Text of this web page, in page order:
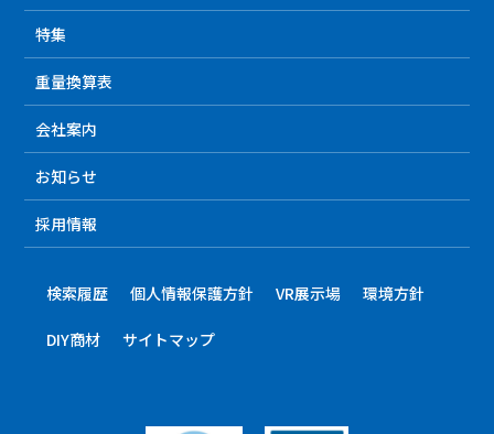
特集
重量換算表
会社案内
お知らせ
採用情報
検索履歴 個人情報保護方針 VR展示場 環境方針
DIY商材 サイトマップ